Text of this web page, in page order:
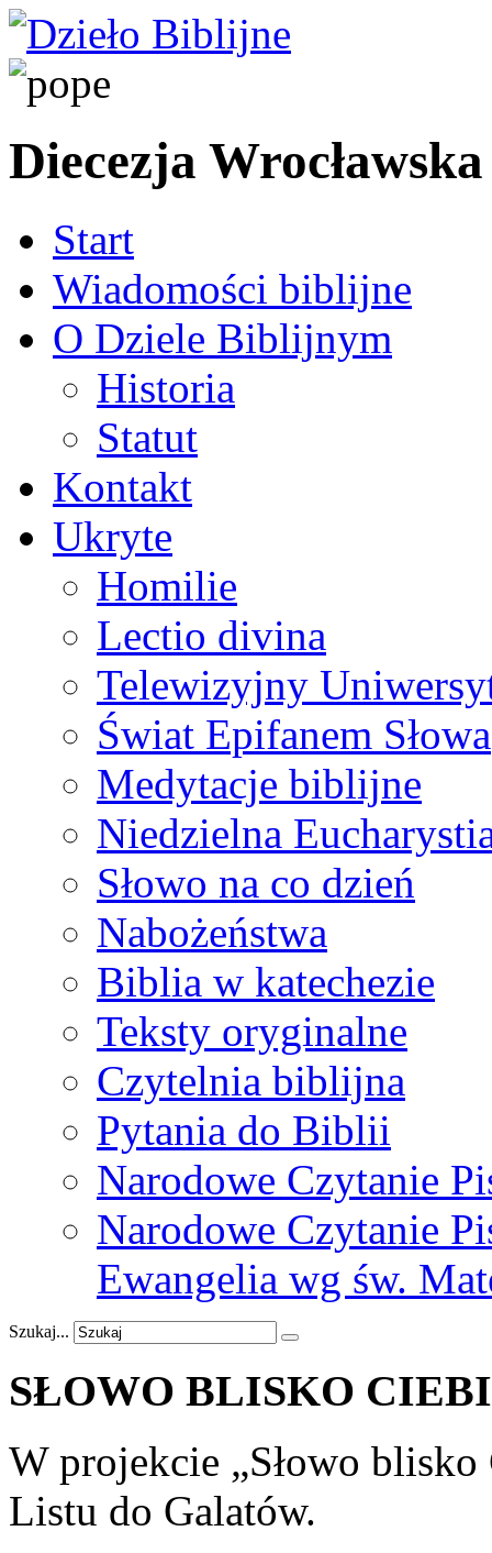
Diecezja Wrocławska
Start
Wiadomości biblijne
O Dziele Biblijnym
Historia
Statut
Kontakt
Ukryte
Homilie
Lectio divina
Telewizyjny
Świat Epifanem Słowa
Medytacje biblijne
Niedzielna
Słowo na co dzień
Nabożeństwa
Biblia w katechezie
Teksty oryginalne
Czytelnia biblijna
Pytania do Biblii
Narodowe Czytanie
Narodowe Czytanie
Ewangelia wg św.
Szukaj...
SŁOWO BLISKO
W projekcie „Słowo blisko
Listu do Galatów.